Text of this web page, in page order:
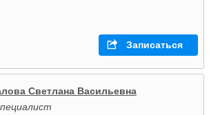
Записаться
Светлана Васильевна